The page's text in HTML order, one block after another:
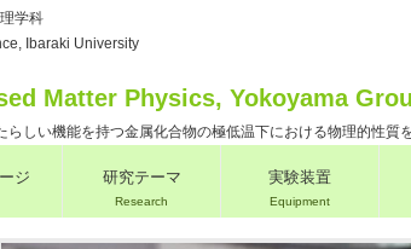
学科
Ibaraki University
Matter Physics, Yokoyama
らしい機能を持つ金属化合物の極低温下における物理的性質
ジ 研究テーマ
Research
実験装置
Equipment